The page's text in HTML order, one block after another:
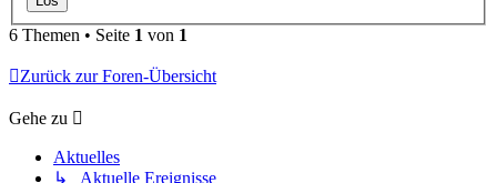
6 Themen • Seite 1 von 1
Zurück zur Foren-Übersicht
Gehe zu
Aktuelles
↳ Aktuelle Ereignisse